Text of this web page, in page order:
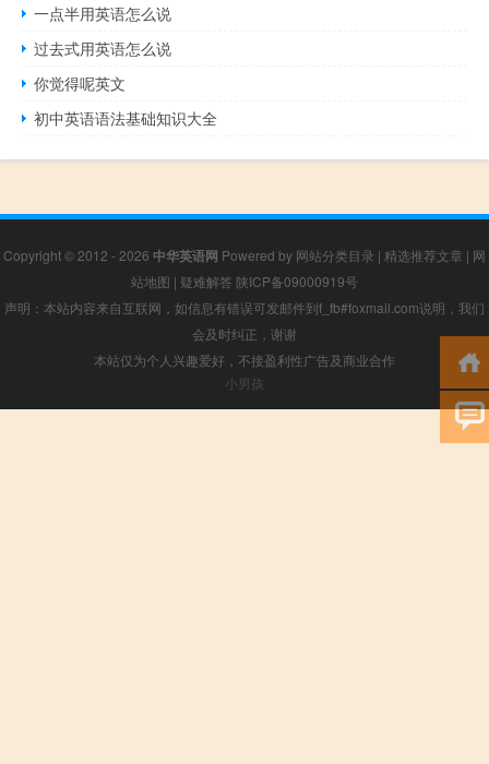
一点半用英语怎么说
过去式用英语怎么说
你觉得呢英文
初中英语语法基础知识大全
Copyright © 2012 - 2026 中华英语网 Powered by 网站分类目录 | 精选推荐文章 | 网
站地图 | 疑难解答 陕ICP备09000919号
声明：本站内容来自互联网，如信息有错误可发邮件到f_fb#foxmail.com说明，我们
会及时纠正，谢谢
本站仅为个人兴趣爱好，不接盈利性广告及商业合作
小男孩